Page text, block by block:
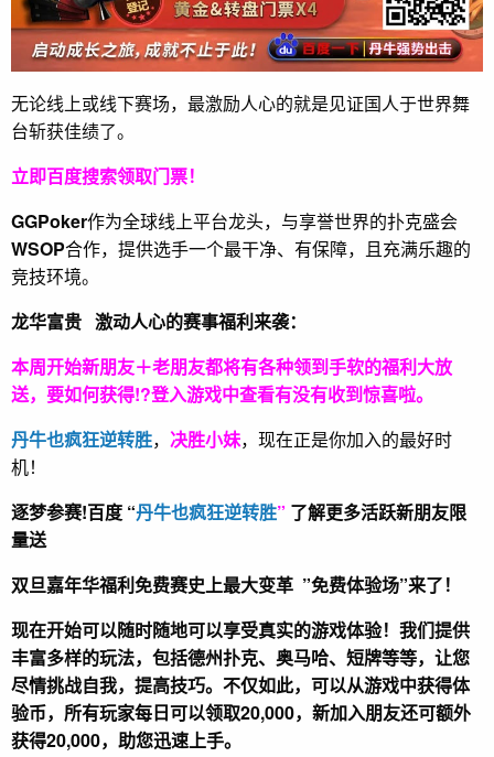
无论线上或线下赛场，最激励人心的就是见证国人于世界舞
台斩获佳绩了。
立即百度搜索领取门票！
GGPoker作为全球线上平台龙头，与享誉世界的扑克盛会
WSOP合作，提供选手一个最干净、有保障，且充满乐趣的
竞技环境。
龙华富贵 激动人心的赛事福利来袭：
本周开始新朋友＋老朋友都将有各种领到手软的福利大放
送，要如何获得!?登入游戏中查看有没有收到惊喜啦。
丹牛也疯狂逆转胜， 决胜小妹，现在正是你加入的最好时
机！
逐梦参赛!百度 “丹牛也疯狂逆转胜” 了解更多活跃新朋友限
量送
双旦嘉年华福利免费赛史上最大变革 ”免费体验场”来了！
现在开始可以随时随地可以享受真实的游戏体验！我们提供
丰富多样的玩法，包括德州扑克、奥马哈、短牌等等，让您
尽情挑战自我，提高技巧。不仅如此， 可以从游戏中获得体
验币，所有玩家每日可以领取20,000，新加入朋友还可额外
获得20,000，助您迅速上手。